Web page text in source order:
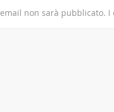
non sarà pubblicato. I